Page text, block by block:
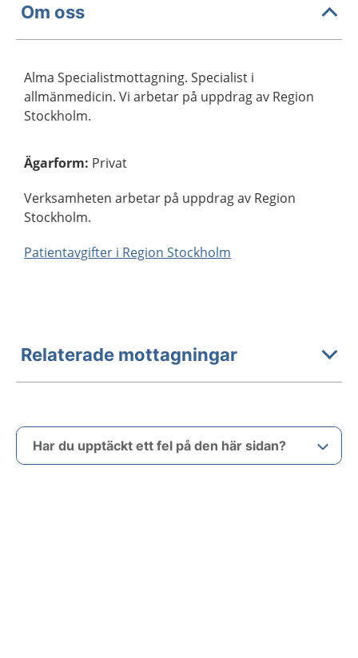
Om oss
Alma Specialistmottagning. Specialist i
allmänmedicin. Vi arbetar på uppdrag av Region
Stockholm.
Ägarform: Privat
Verksamheten arbetar på uppdrag av Region
Stockholm.
Patientavgifter i Region Stockholm
Relaterade mottagningar
Har du upptäckt ett fel på den här sidan?